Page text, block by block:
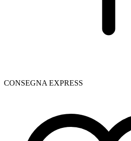
CONSEGNA EXPRESS